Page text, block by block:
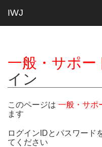
IWJ
一般・サポー
イン
このページは 一般・サポ
ます
ログインIDとパスワード
てください